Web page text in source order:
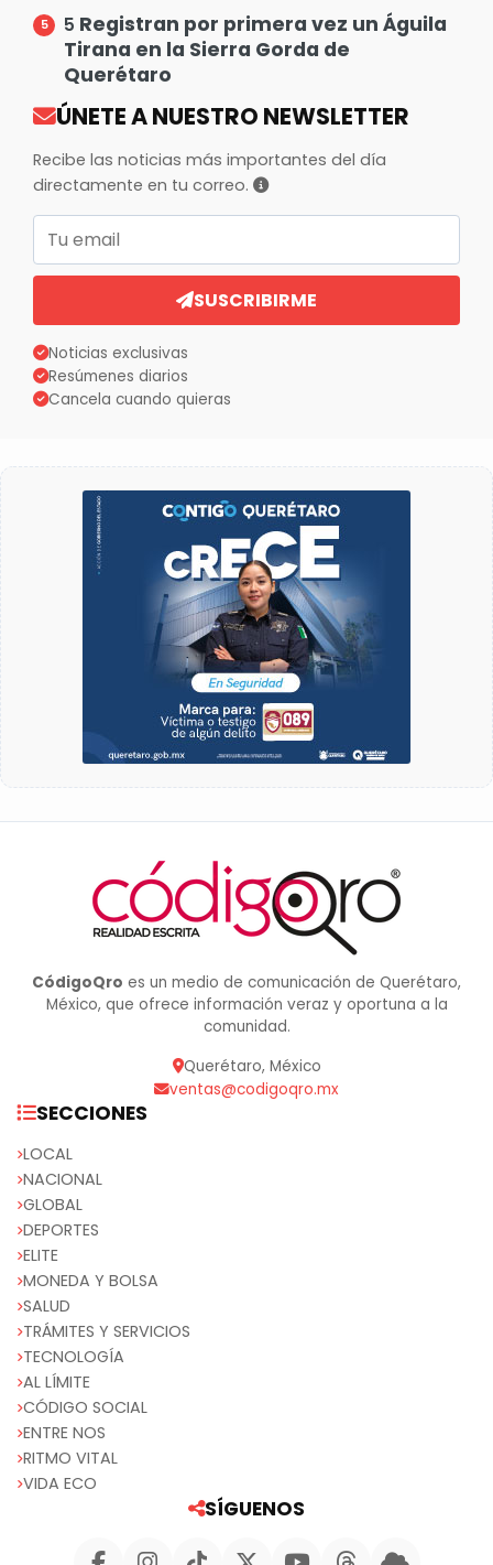
5 Registran por primera vez un Águila
Tirana en la Sierra Gorda de
Querétaro
ÚNETE A NUESTRO NEWSLETTER
Recibe las noticias más importantes del día
directamente en tu correo.
Correo electrónico
SUSCRIBIRME
Noticias exclusivas
Resúmenes diarios
Cancela cuando quieras
CódigoQro es un medio de comunicación de Querétaro,
México, que ofrece información veraz y oportuna a la
comunidad.
Querétaro, México
ventas@codigoqro.mx
SECCIONES
LOCAL
NACIONAL
GLOBAL
DEPORTES
ELITE
MONEDA Y BOLSA
SALUD
TRÁMITES Y SERVICIOS
TECNOLOGÍA
AL LÍMITE
CÓDIGO SOCIAL
ENTRE NOS
RITMO VITAL
VIDA ECO
SÍGUENOS